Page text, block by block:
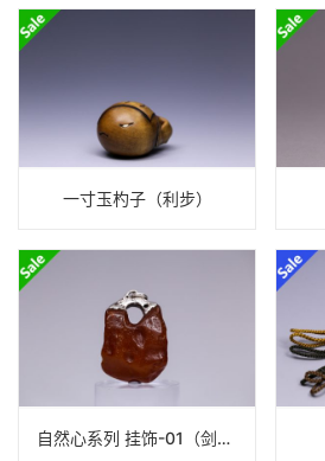
一寸玉杓子（利步）
自然心系列 挂饰-01（剑阁）